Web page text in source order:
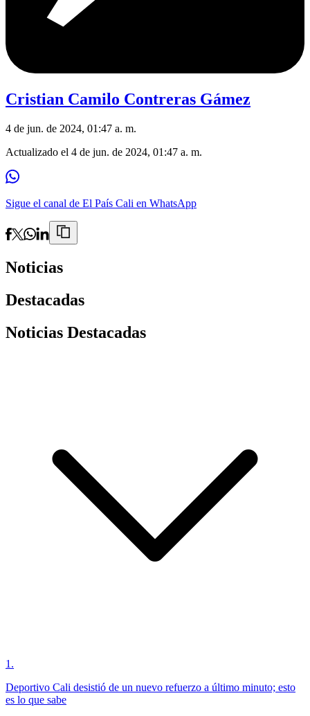
Cristian Camilo Contreras Gámez
4 de jun. de 2024, 01:47 a. m.
Actualizado el 4 de jun. de 2024, 01:47 a. m.
Sigue el canal de El País Cali en WhatsApp
Noticias
Destacadas
Noticias Destacadas
1 .
Deportivo Cali desistió de un nuevo refuerzo a último minuto; esto
es lo que sabe